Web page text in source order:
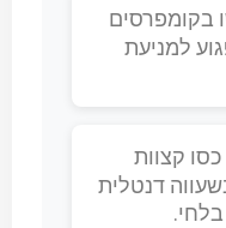
בקומפרסים
למניעת
כסו קצוות
דנטלית